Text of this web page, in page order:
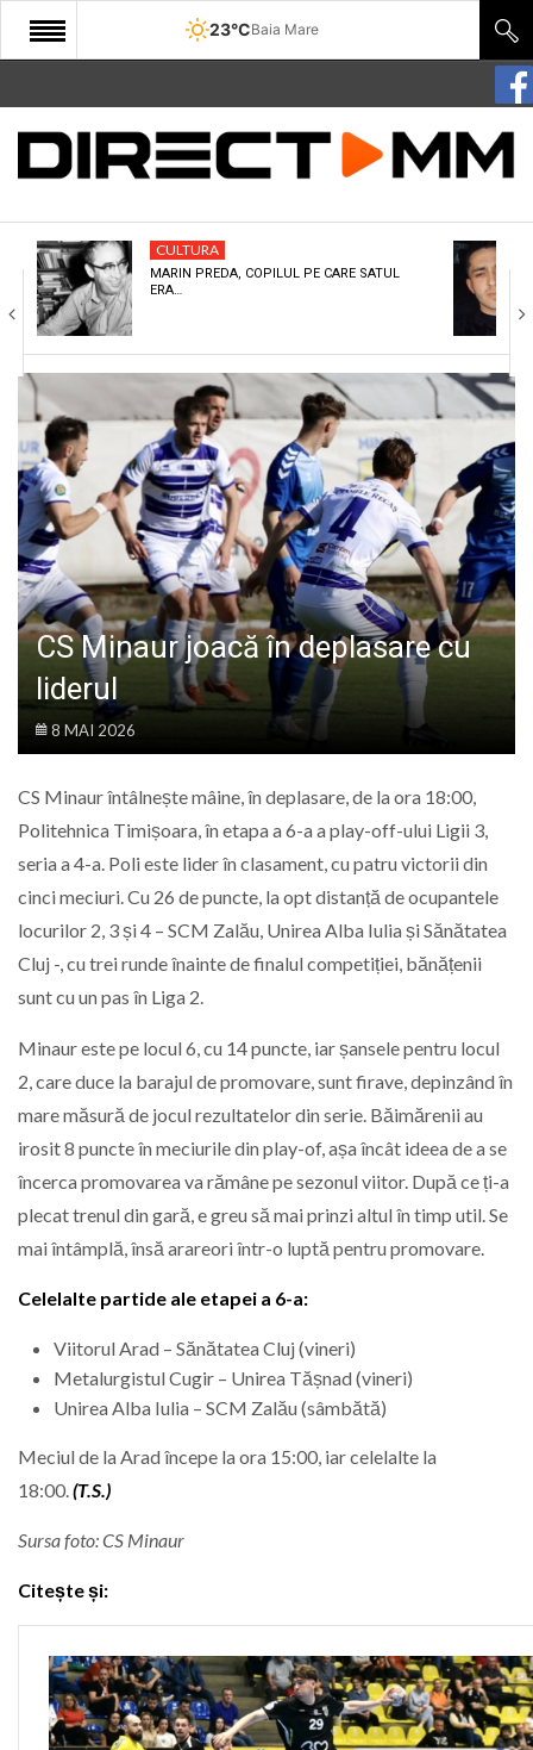
23°CBaia Mare
START
COMUNITATE
CULTURA
ECONOMIE
SANATATE
SPORT
SPECIAL
POLITIC
LIFE
CULTURA
MARIN PREDA, COPILUL PE CARE SATUL
ERA…
CS Minaur joacă în deplasare cu
liderul
8 MAI 2026
CS Minaur întâlnește mâine, în deplasare, de la ora 18:00,
Politehnica Timișoara, în etapa a 6-a a play-off-ului Ligii 3,
seria a 4-a. Poli este lider în clasament, cu patru victorii din
cinci meciuri. Cu 26 de puncte, la opt distanță de ocupantele
locurilor 2, 3 și 4 – SCM Zalău, Unirea Alba Iulia și Sănătatea
Cluj -, cu trei runde înainte de finalul competiției, bănățenii
sunt cu un pas în Liga 2.
Minaur este pe locul 6, cu 14 puncte, iar șansele pentru locul
2, care duce la barajul de promovare, sunt firave, depinzând în
mare măsură de jocul rezultatelor din serie. Băimărenii au
irosit 8 puncte în meciurile din play-of, așa încât ideea de a se
încerca promovarea va rămâne pe sezonul viitor. După ce ți-a
plecat trenul din gară, e greu să mai prinzi altul în timp util. Se
mai întâmplă, însă arareori într-o luptă pentru promovare.
Celelalte partide ale etapei a 6-a:
Viitorul Arad – Sănătatea Cluj (vineri)
Metalurgistul Cugir – Unirea Tășnad (vineri)
Unirea Alba Iulia – SCM Zalău (sâmbătă)
Meciul de la Arad începe la ora 15:00, iar celelalte la
18:00. (T.S.)
Sursa foto: CS Minaur
Citește și: